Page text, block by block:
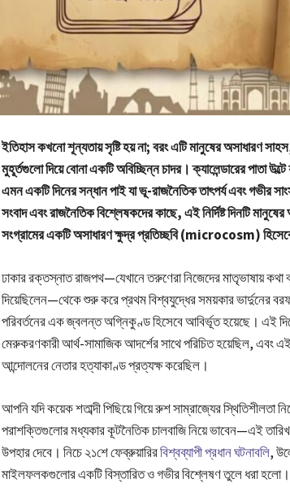
ইতিহাস কখনো শূন্যতায় সৃষ্টি হয় না; বরং এটি মানুষের অসাধারণ
মুহূর্তগুলো দিয়ে বোনা একটি অবিচ্ছিন্ন চাদর। ক্যালেন্ডারের পাতা
এমন একটি দিনের সন্ধান পাই যা ভূ-রাজনৈতিক তাৎপর্য এবং গভীর
সংবাদ এবং রাজনৈতিক বিশ্লেষকদের কাছে, এই নির্দিষ্ট দিনটি
সংগ্রামের একটি অসাধারণ ক্ষুদ্র প্রতিচ্ছবি (microcosm)
ঢাকার রক্তস্নাত রাজপথ—যেখানে তরুণেরা নিজেদের মাতৃভাষায়
দিয়েছিলেন—থেকে শুরু করে প্রথম বিশ্বযুদ্ধের সময়কার ভার্দুনের
পরিবর্তনের এক জ্বলন্ত অগ্নিকুণ্ড হিসেবে আবির্ভূত হয়েছে। এই
মেরুকরণকারী আর্থ-সামাজিক আদর্শের সাথে পরিচিত হয়েছিল, এবং
আন্দোলনের নেতার হত্যাকাণ্ড প্রত্যক্ষ করেছিল।
আপনি যদি কয়েক শতাব্দী পিছিয়ে গিয়ে রুশ সাম্রাজ্যের স্থিতিশীলতা
পরাশক্তিগুলোর মধ্যকার কূটনৈতিক চালবাজি নিয়ে ভাবেন—এই
উপহার দেবে। নিচে ২১শে ফেব্রুয়ারিরবিশ্বব্যাপী প্রধান ঘটনাবলি,
মাইলফলকগুলোর একটি বিস্তারিত ও গভীর বিশ্লেষণ তুলে ধরা হলো।